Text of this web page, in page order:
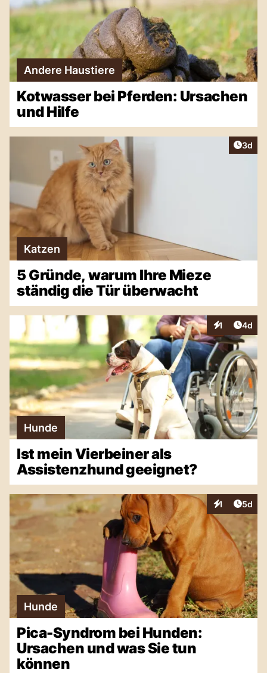
Andere Haustiere
Kotwasser bei Pferden: Ursachen
und Hilfe
3d
Katzen
5 Gründe, warum Ihre Mieze
ständig die Tür überwacht
1
Interaktionen
4d
Hunde
Ist mein Vierbeiner als
Assistenzhund geeignet?
1
Interaktionen
5d
Hunde
Pica-Syndrom bei Hunden:
Ursachen und was Sie tun
können